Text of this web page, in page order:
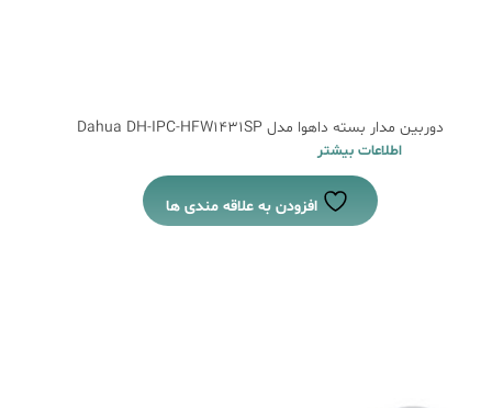
دوربین مدار بسته داهوا مدل Dahua DH-IPC-HFW1431SP
اطلاعات بیشتر
افزودن به علاقه مندی ها